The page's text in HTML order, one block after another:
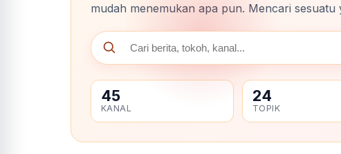
mudah menemukan apa pun. Mencari
45
KANAL
24
TOPIK